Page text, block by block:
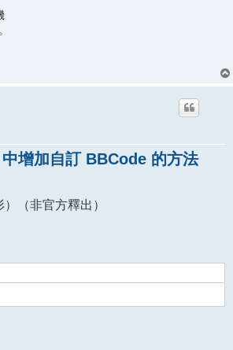
增加自訂 BBCode 的方法
（非官方釋出）